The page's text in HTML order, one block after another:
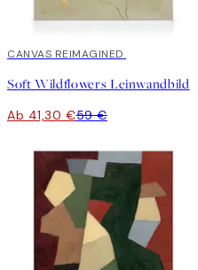
30%*
CANVAS REIMAGINED
Soft Wildflowers Leinwandbild
Ab 41,30 €59 €